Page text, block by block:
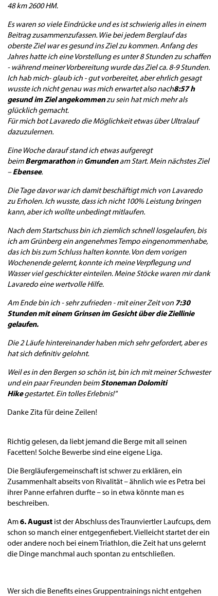
48 km 2600 HM.
Es waren so viele Eindrücke und es ist schwierig alles in einem
Beitrag zusammenzufassen. Wie bei jedem Berglauf das
oberste Ziel war es gesund ins Ziel zu kommen. Anfang des
Jahres hatte ich eine Vorstellung es unter 8 Stunden zu schaffen
- während meiner Vorbereitung wurde das Ziel ca. 8-9 Stunden.
Ich hab mich- glaub ich - gut vorbereitet, aber ehrlich gesagt
wusste ich nicht genau was mich erwartet also nach8:57 h
gesund im Ziel angekommenzu sein hat mich mehr als
glücklich gemacht.
Für mich bot Lavaredo die Möglichkeit etwas über Ultralauf
dazuzulernen.
Eine Woche darauf stand ich etwas aufgeregt
beimBergmarathonin Gmundenam Start. Mein nächstes Ziel
–Ebensee.
Die Tage davor war ich damit beschäftigt mich von Lavaredo
zu Erholen. Ich wusste, dass ich nicht 100% Leistung bringen
kann, aber ich wollte unbedingt mitlaufen.
Nach dem Startschuss bin ich ziemlich schnell losgelaufen, bis
ich am Grünberg ein angenehmes Tempo eingenommenhabe,
das ich bis zum Schluss halten konnte. Von dem vorigen
Wochenende gelernt, konnte ich meine Verpflegung und
Wasser viel geschickter einteilen. Meine Stöcke waren mir dank
Lavaredo eine wertvolle Hilfe.
Am Ende bin ich - sehr zufrieden - mit einer Zeit von 7:30
Stunden mit einem Grinsen im Gesicht über die Ziellinie
gelaufen.
Die 2 Läufe hintereinander haben mich sehr gefordert, aber es
hat sich definitiv gelohnt.
Weil es in den Bergen so schön ist, bin ich mit meiner Schwester
und ein paar Freunden beimStoneman Dolomiti
Hikegestartet. Ein tolles Erlebnis!"
Danke Zita für deine Zeilen!
Richtig gelesen, da liebt jemand die Berge mit all seinen
Facetten! Solche Bewerbe sind eine eigene Liga.
Die Bergläufergemeinschaft ist schwer zu erklären, ein
Zusammenhalt abseits von Rivalität – ähnlich wie es Petra bei
ihrer Panne erfahren durfte – so in etwa könnte man es
beschreiben.
Am6. August ist der Abschluss des Traunviertler Laufcups, dem
schon so manch einer entgegenfiebert. Vielleicht startet der ein
oder andere noch bei einem Triathlon, die Zeit hat uns gelernt
die Dinge manchmal auch spontan zu entschließen.
Wer sich die Benefits eines Gruppentrainings nicht entgehen